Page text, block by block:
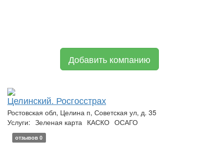
Добавить компанию
Целинский. Росгосстрах
Ростовская обл, Целина п, Советская ул, д. 35
Услуги: Зеленая карта КАСКО ОСАГО
отзывов 0